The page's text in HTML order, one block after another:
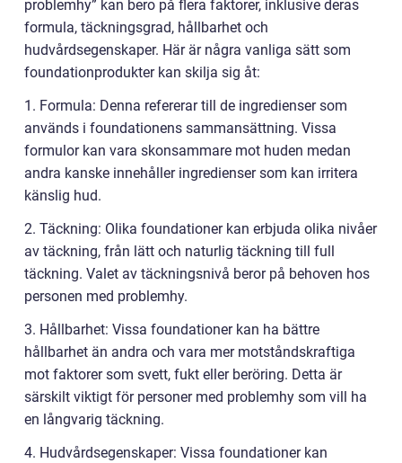
problemhy” kan bero på flera faktorer, inklusive deras
formula, täckningsgrad, hållbarhet och
hudvårdsegenskaper. Här är några vanliga sätt som
foundationprodukter kan skilja sig åt:
1. Formula: Denna refererar till de ingredienser som
används i foundationens sammansättning. Vissa
formulor kan vara skonsammare mot huden medan
andra kanske innehåller ingredienser som kan irritera
känslig hud.
2. Täckning: Olika foundationer kan erbjuda olika nivåer
av täckning, från lätt och naturlig täckning till full
täckning. Valet av täckningsnivå beror på behoven hos
personen med problemhy.
3. Hållbarhet: Vissa foundationer kan ha bättre
hållbarhet än andra och vara mer motståndskraftiga
mot faktorer som svett, fukt eller beröring. Detta är
särskilt viktigt för personer med problemhy som vill ha
en långvarig täckning.
4. Hudvårdsegenskaper: Vissa foundationer kan